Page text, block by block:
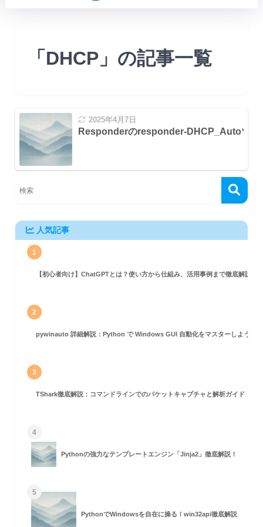
とは？
）とは？
「DHCP」の記事一覧
2025年4月7日
Responderのresponder-DHCP_Autoツー
人気記事
1
【初心者向け】ChatGPTとは？使い方から仕組み、活用事例まで徹底解説
2
pywinauto 詳細解説：Python で Windows GUI 自動化をマスターしよう！
3
TShark徹底解説：コマンドラインでのパケットキャプチャと解析ガイド
4
Pythonの強力なテンプレートエンジン「Jinja2」徹底解説！
5
PythonでWindowsを自在に操る！win32api徹底解説